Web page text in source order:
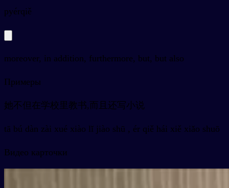
pyérqiě
moreover, in addition, furthermore, but, but also
Примеры
她不但在学校里教书,而且还写小说
tā bú dàn zài xué xiào lǐ jiào shū , ér qiě hái xiě xiǎo shuō
Видео карточки